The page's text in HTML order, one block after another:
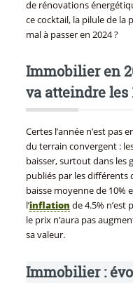
de rénovations
ce cocktail, la pilule de
mal à passer en 2024 ?
Immobilier en
va atteindre les
Certes l’année n’est pas
du terrain convergent :
baisser, surtout dans les
publiés par les différents
baisse moyenne de 10%
l’inflation de 4.5%
le prix n’aura pas
sa valeur.
Immobilier :